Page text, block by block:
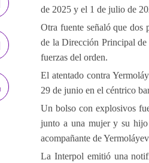
de 2025 y el 1 de julio de
Otra fuente señaló que dos
de la Dirección Principal
fuerzas del orden.
El atentado contra
29 de junio en el céntrico
Un bolso con explosivos
junto a una mujer y su hijo
acompañante de
La Interpol emitió una